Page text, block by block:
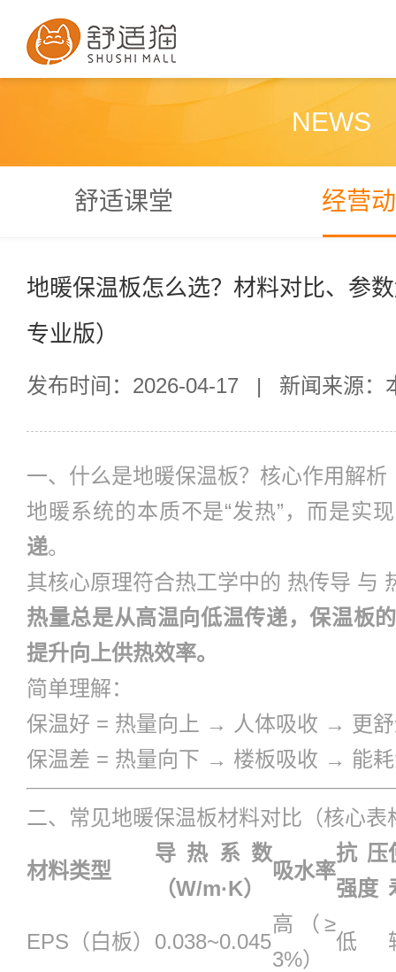
NEWS
舒适课堂 经营
地暖保温板怎么选？材料对比、参
专业版）
发布时间：2026-04-17 | 新闻来源：
一、什么是地暖保温板？核心作用解析
地暖系统的本质不是“发热”，而是实
递。
其核心原理符合热工学中的 热传导 与
热量总是从高温向低温传递，保温板
提升向上供热效率。
简单理解：
保温好 = 热量向上 → 人体吸收 → 更
保温差 = 热量向下 → 楼板吸收 → 能
二、常见地暖保温板材料对比（核心表
材料类型
导热系数
（W/m·K）
吸水率
抗压
强度
EPS（白板） 0.038~0.045
高（≥
3%）
低